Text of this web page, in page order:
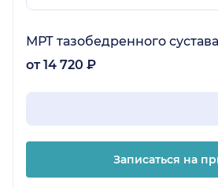
МРТ тазобедренного
от 14 720 ₽
Записаться на